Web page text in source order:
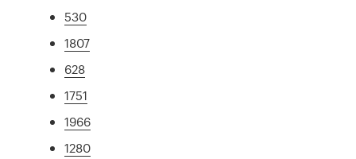
530
1807
628
1751
1966
1280